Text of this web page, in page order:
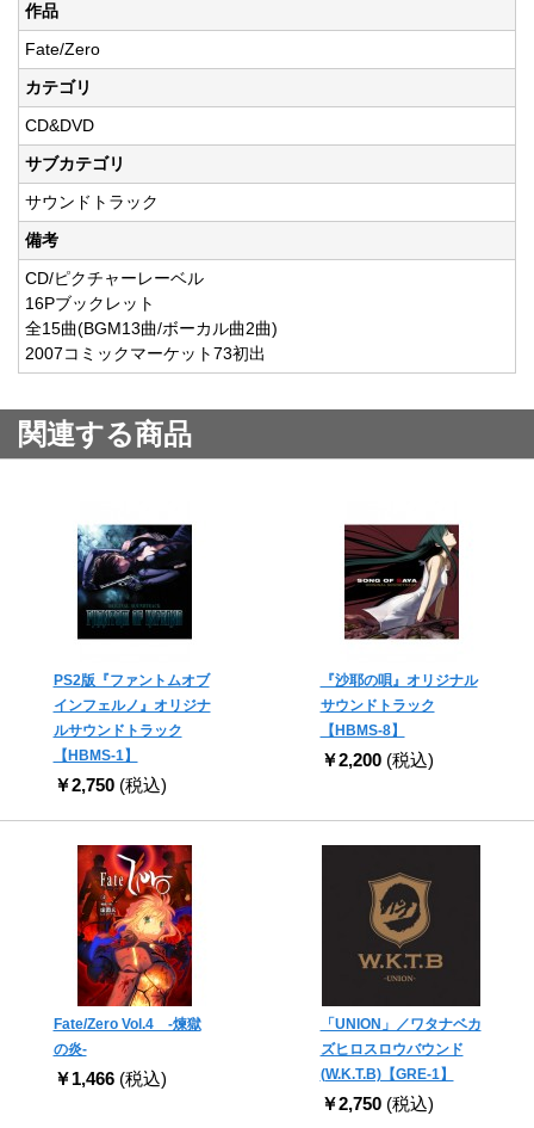
作品
Fate/Zero
カテゴリ
CD&DVD
サブカテゴリ
サウンドトラック
備考
CD/ピクチャーレーベル
16Pブックレット
全15曲(BGM13曲/ボーカル曲2曲)
2007コミックマーケット73初出
関連する商品
PS2版『ファントムオブ
インフェルノ』オリジナ
ルサウンドトラック
【HBMS-1】
￥2,750 (税込)
『沙耶の唄』オリジナル
サウンドトラック
【HBMS-8】
￥2,200 (税込)
Fate/Zero Vol.4 -煉獄
の炎-
￥1,466 (税込)
「UNION」／ワタナベカ
ズヒロスロウバウンド
(W.K.T.B)【GRE-1】
￥2,750 (税込)